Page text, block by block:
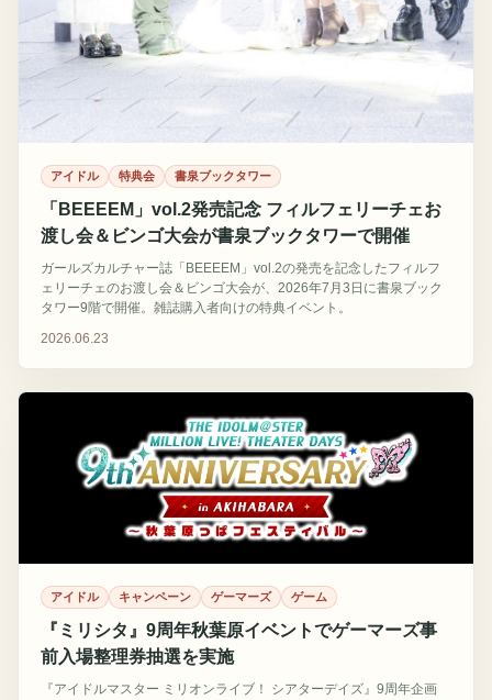
アイドル 特典会 書泉ブックタワー
「BEEEEM」vol.2発売記念 フィルフェリーチェお
渡し会＆ビンゴ大会が書泉ブックタワーで開催
ガールズカルチャー誌「BEEEEM」vol.2の発売を記念したフィルフ
ェリーチェのお渡し会＆ビンゴ大会が、2026年7月3日に書泉ブック
タワー9階で開催。雑誌購入者向けの特典イベント。
2026.06.23
アイドル キャンペーン ゲーマーズ ゲーム
『ミリシタ』9周年秋葉原イベントでゲーマーズ事
前入場整理券抽選を実施
『アイドルマスター ミリオンライブ！ シアターデイズ』9周年企画